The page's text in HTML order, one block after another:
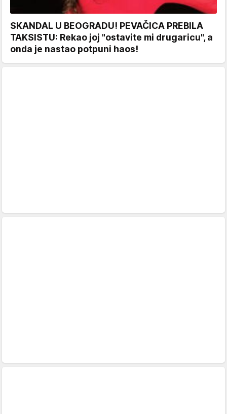
SKANDAL U BEOGRADU! PEVAČICA PREBILA
TAKSISTU: Rekao joj "ostavite mi drugaricu", a
onda je nastao potpuni haos!